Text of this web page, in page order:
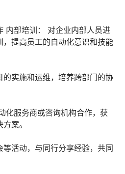
内部培训： 对企业内部人员进
提高员工的自动化意识和技能
实施和运维，培养跨部门的协
化服务商或咨询机构合作，获
案。
活动，与同行分享经验，共同